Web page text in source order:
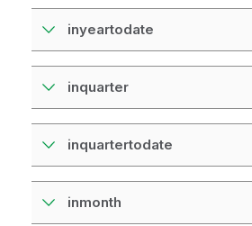
inyeartodate
inquarter
inquartertodate
inmonth